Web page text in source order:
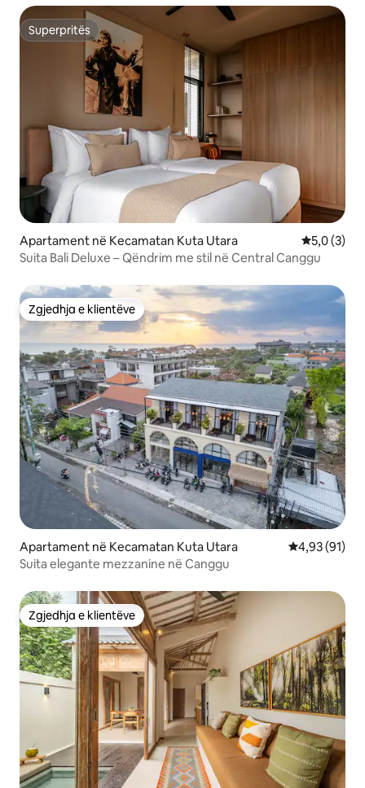
Superpritës
Superpritës
Apartament në Kecamatan Kuta Utara Vlerësimi
5,0 (3)
Suita Bali Deluxe – Qëndrim me stil në Central Canggu
Zgjedhja e klientëve
Zgjedhja e klientëve
Apartament në Kecamatan Kuta Utara Vlerësimi
4,93 (91)
Suita elegante mezzanine në Canggu
Zgjedhja e klientëve
Zgjedhja e klientëve